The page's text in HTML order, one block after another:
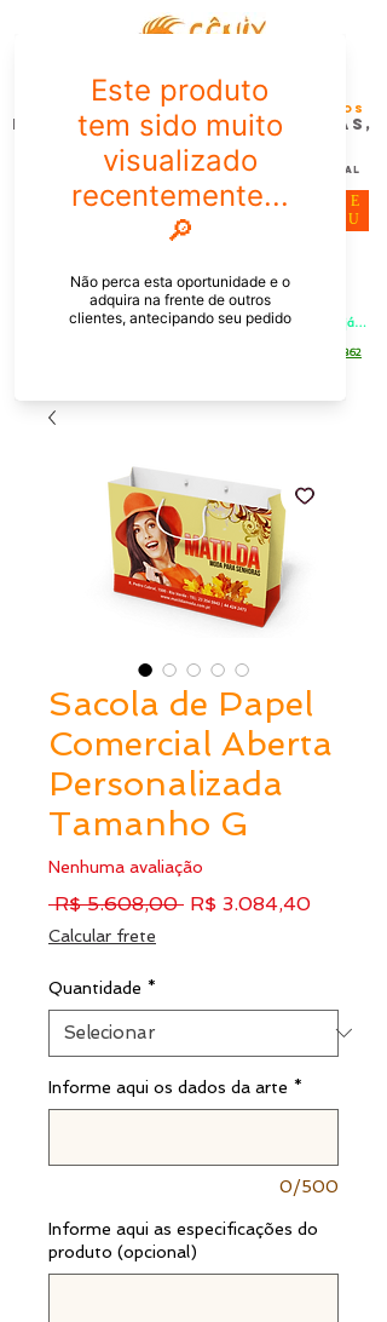
FÊNIX DESIGN STUDIO | Design
Gráfico| Desenvolvimento de Produtos
Personalizados para Pessoas,
Empresas e EventoS
Lembrancinhas, Brindes promocionais,
Decoração, Presentes e Comunicação Visual
PEDIDOS PELO CHAT OU WHATSAPP: Informe os produtos,
quantidade e o CEP ou endereço de entrega e receba um link já
ME
NU
[21] 9 6546 4862
Sacola de Papel
Comercial Aberta
Personalizada
Tamanho G
Nenhuma avaliação
R$ 5.608,00 Preço
R$ 3.084,40Preço
Calcular frete
Quantidade *
Informe aqui os dados da arte *
0/500
Informe aqui as especificações do
produto (opcional)